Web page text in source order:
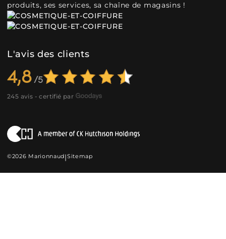
produits, ses services, sa chaîne de magasins !
L'avis des clients
4,8
245 avis - certifié par
©2026 Marionnaud|Sitemap